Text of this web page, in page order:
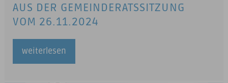
AUS DER GEMEINDERATSSITZUNG
VOM 26.11.2024
weiterlesen